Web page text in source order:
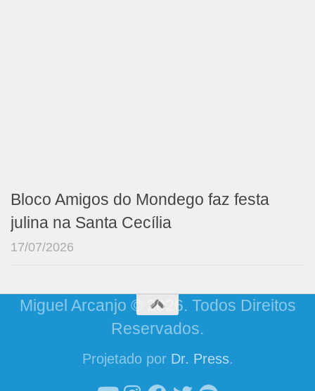
Bloco Amigos do Mondego faz festa
julina na Santa Cecília
17/07/2026
Miguel Arcanjo © 2026. Todos Direitos
Reservados.
Projetado por Dr. Press.